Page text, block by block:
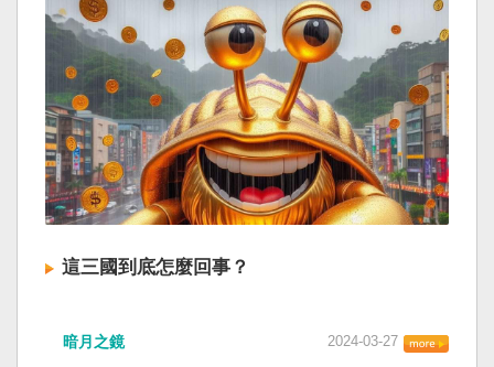
這三國到底怎麼回事？
暗月之鏡 2024-03-27